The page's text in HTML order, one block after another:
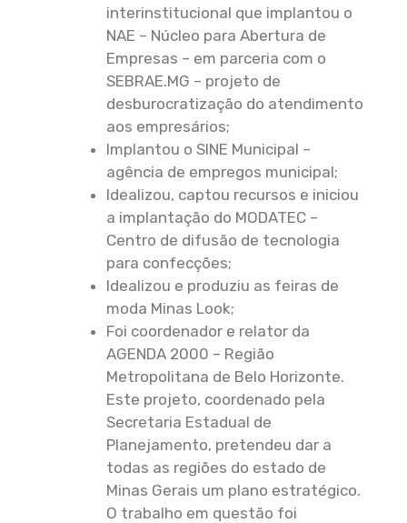
interinstitucional que implantou o
NAE – Núcleo para Abertura de
Empresas – em parceria com o
SEBRAE.MG – projeto de
desburocratização do atendimento
aos empresários;
Implantou o SINE Municipal –
agência de empregos municipal;
Idealizou, captou recursos e iniciou
a implantação do MODATEC –
Centro de difusão de tecnologia
para confecções;
Idealizou e produziu as feiras de
moda Minas Look;
Foi coordenador e relator da
AGENDA 2000 – Região
Metropolitana de Belo Horizonte.
Este projeto, coordenado pela
Secretaria Estadual de
Planejamento, pretendeu dar a
todas as regiões do estado de
Minas Gerais um plano estratégico.
O trabalho em questão foi